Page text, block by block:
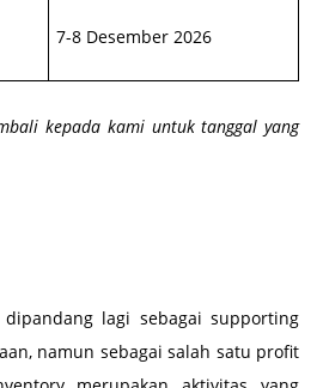
7-8 Desember 2026
kepada kami untuk tanggal yang
lagi sebagai supporting
namun sebagai salah satu profit